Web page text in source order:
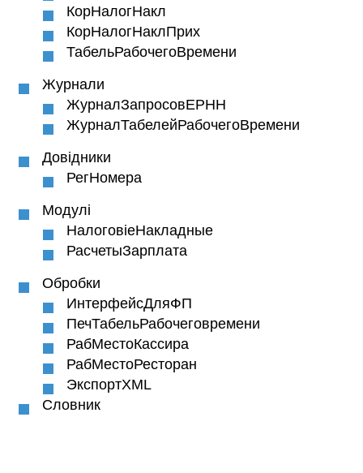
КорНалогНакл
КорНалогНаклПрих
ТабельРабочегоВремени
Журнали
ЖурналЗапросовЕРНН
ЖурналТабелейРабочегоВремени
Довідники
РегНомера
Модулі
НалоговіеНакладные
РасчетыЗарплата
Обробки
ИнтерфейсДляФП
ПечТабельРабочеговремени
РабМестоКассира
РабМестоРесторан
ЭкспортXML
Словник